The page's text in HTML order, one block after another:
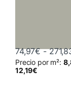
74,97€ -
Precio por m²:
12,19€
Este producto